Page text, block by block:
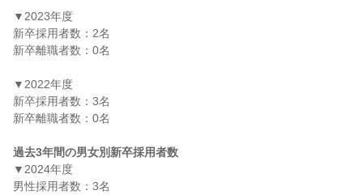
▼2023年度
新卒採用者数：2名
新卒離職者数：0名
▼2022年度
新卒採用者数：3名
新卒離職者数：0名
過去3年間の男女別新卒採用者数
▼2024年度
男性採用者数：3名